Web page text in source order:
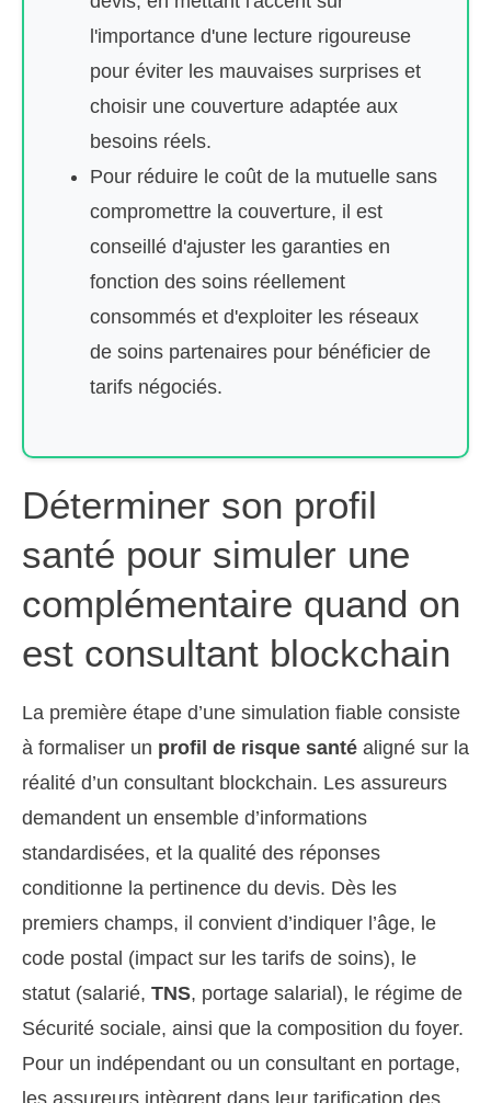
l'importance d'une lecture rigoureuse
pour éviter les mauvaises surprises et
choisir une couverture adaptée aux
besoins réels.
Pour réduire le coût de la mutuelle sans
compromettre la couverture, il est
conseillé d'ajuster les garanties en
fonction des soins réellement
consommés et d'exploiter les réseaux
de soins partenaires pour bénéficier de
tarifs négociés.
Déterminer son profil
santé pour simuler une
complémentaire quand on
est consultant blockchain
La première étape d’une simulation fiable consiste
à formaliser un profil de risque santé aligné sur la
réalité d’un consultant blockchain. Les assureurs
demandent un ensemble d’informations
standardisées, et la qualité des réponses
conditionne la pertinence du devis. Dès les
premiers champs, il convient d’indiquer l’âge, le
code postal (impact sur les tarifs de soins), le
statut (salarié, TNS, portage salarial), le régime de
Sécurité sociale, ainsi que la composition du foyer.
Pour un indépendant ou un consultant en portage,
les assureurs intègrent dans leur tarification des